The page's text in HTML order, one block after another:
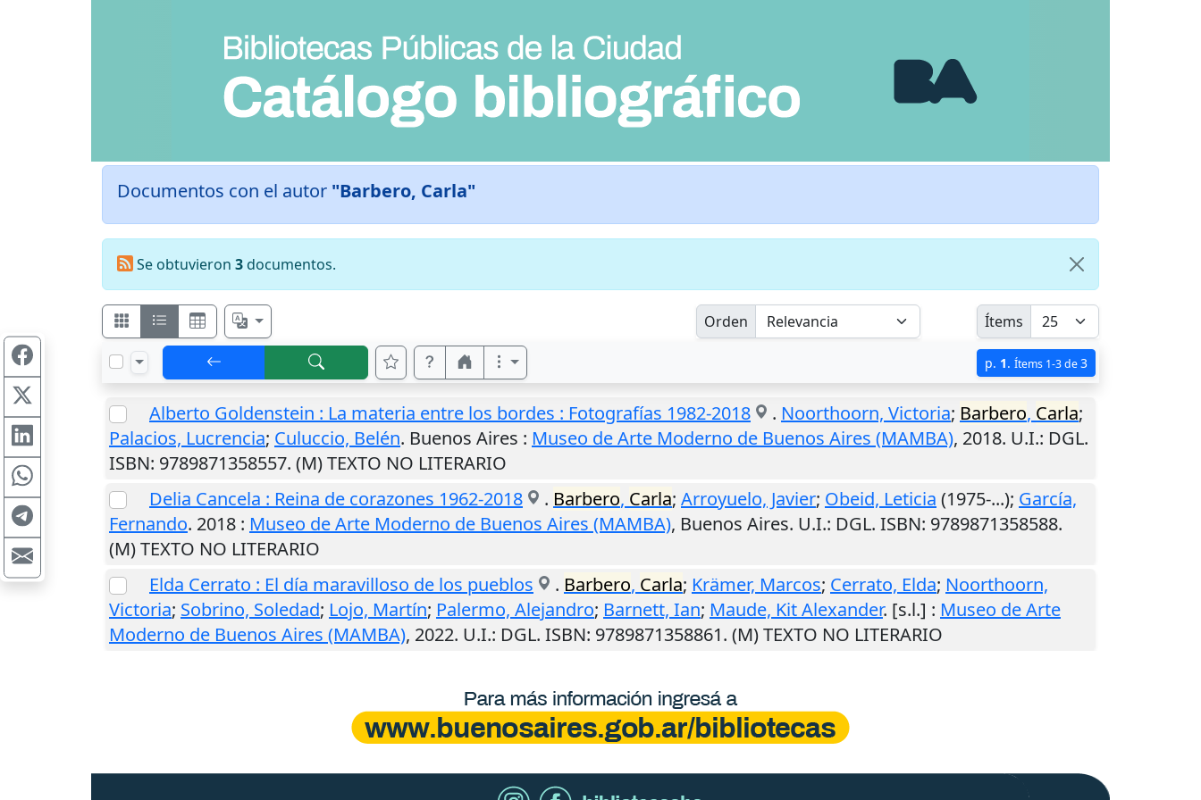
Documentos con el autor "Barbero, Carla"
Se obtuvieron 3documentos.
Orden Ítems
p. 1. Ítems 1-3 de3
Alberto Goldenstein : La materia entre los bordes : Fotografías 1982-2018 . Noorthoorn, Victoria; Barbero, Carla;
Palacios, Lucrencia; Culuccio, Belén. Buenos Aires : Museo de Arte Moderno de Buenos Aires (MAMBA), 2018. U.I.: DGL.
ISBN: 9789871358557. (M) TEXTO NO LITERARIO
Delia Cancela : Reina de corazones 1962-2018
. Barbero, Carla; Arroyuelo, Javier; Obeid, Leticia (1975-...); García,
Fernando. 2018 : Museo de Arte Moderno de Buenos Aires (MAMBA), Buenos Aires. U.I.: DGL. ISBN: 9789871358588.
(M) TEXTO NO LITERARIO
Elda Cerrato : El día maravilloso de los pueblos
. Barbero, Carla; Krämer, Marcos; Cerrato, Elda; Noorthoorn,
Victoria; Sobrino, Soledad; Lojo, Martín; Palermo, Alejandro; Barnett, Ian; Maude, Kit Alexander. [s.l.] : Museo de Arte
Moderno de Buenos Aires (MAMBA), 2022. U.I.: DGL. ISBN: 9789871358861. (M) TEXTO NO LITERARIO